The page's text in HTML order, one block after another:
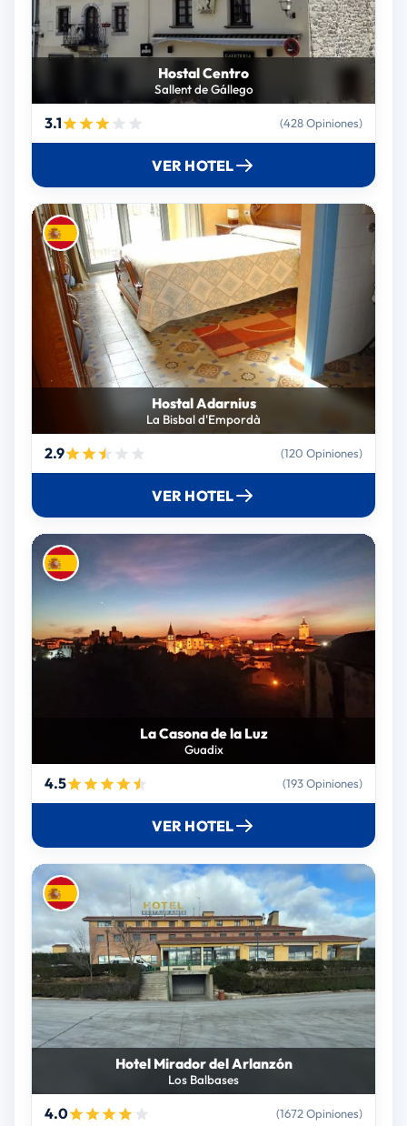
Hostal Centro
Sallent de Gállego
3.1 (428 Opiniones)
VER HOTEL
Hostal Adarnius
La Bisbal d'Empordà
2.9 (120 Opiniones)
VER HOTEL
La Casona de la Luz
Guadix
4.5 (193 Opiniones)
VER HOTEL
Hotel Mirador del Arlanzón
Los Balbases
4.0 (1672 Opiniones)